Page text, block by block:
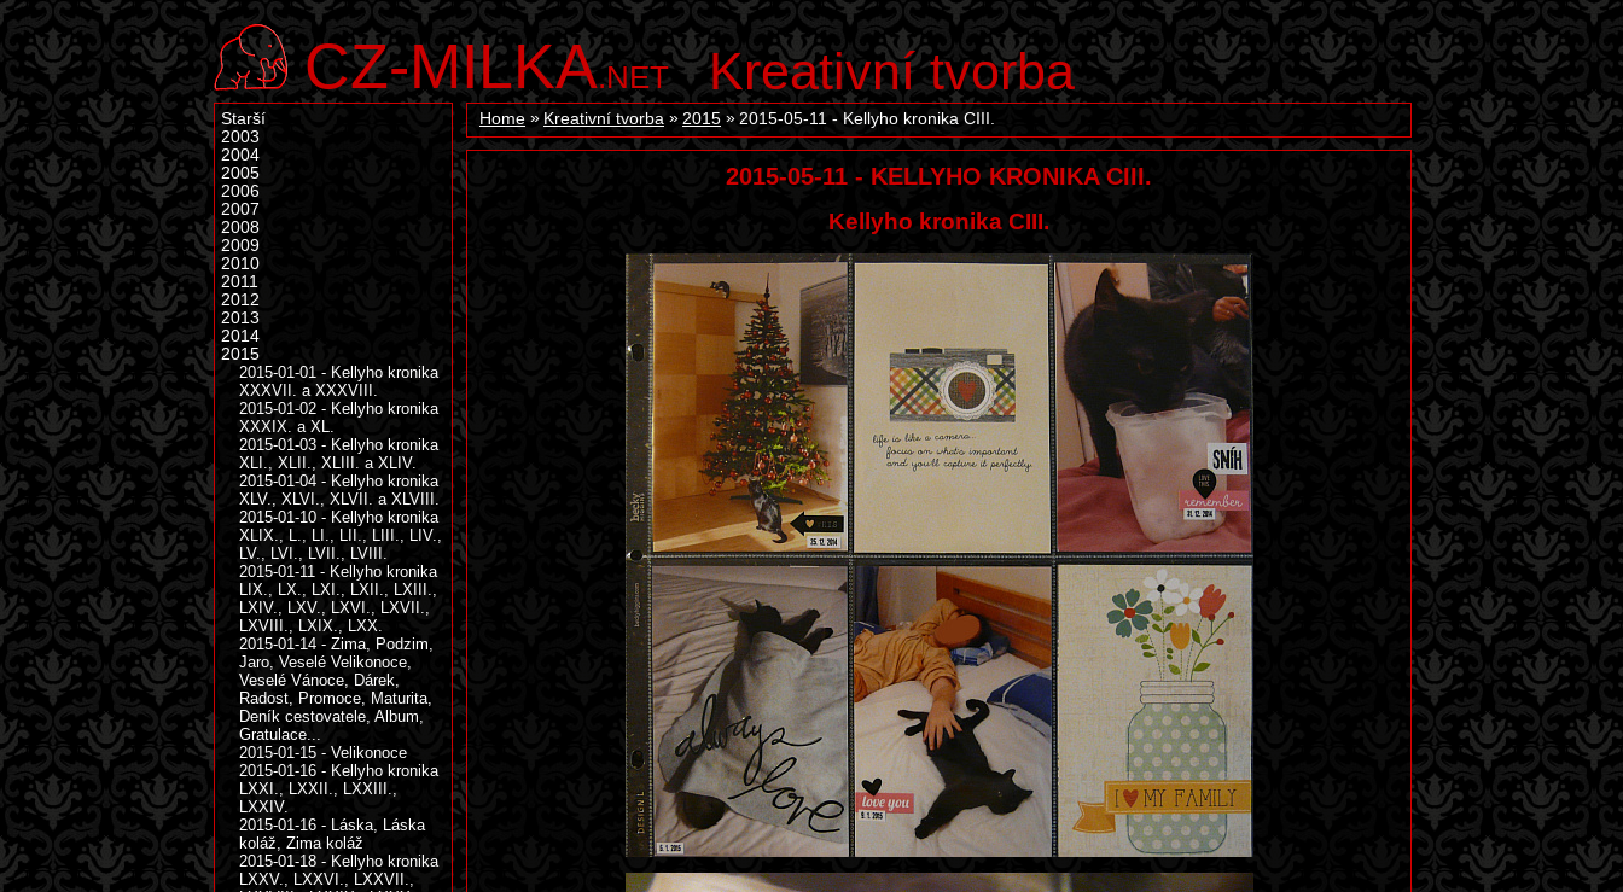
CZ-MILKA.NET Kreativní tvorba
Home Kreativní tvorba 2015 2015-05-11 - Kellyho kronika CIII.
2015-05-11 - KELLYHO KRONIKA CIII.
Kellyho kronika CIII.
Starší
2003
2004
2005
2006
2007
2008
2009
2010
2011
2012
2013
2014
2015
2015-01-01 - Kellyho kronika
XXXVII. a XXXVIII.
2015-01-02 - Kellyho kronika
XXXIX. a XL.
2015-01-03 - Kellyho kronika
XLI., XLII., XLIII. a XLIV.
2015-01-04 - Kellyho kronika
XLV., XLVI., XLVII. a XLVIII.
2015-01-10 - Kellyho kronika
XLIX., L., LI., LII., LIII., LIV.,
LV., LVI., LVII., LVIII.
2015-01-11 - Kellyho kronika
LIX., LX., LXI., LXII., LXIII.,
LXIV., LXV., LXVI., LXVII.,
LXVIII., LXIX., LXX.
2015-01-14 - Zima, Podzim,
Jaro, Veselé Velikonoce,
Veselé Vánoce, Dárek,
Radost, Promoce, Maturita,
Deník cestovatele, Album,
Gratulace...
2015-01-15 - Velikonoce
2015-01-16 - Kellyho kronika
LXXI., LXXII., LXXIII.,
LXXIV.
2015-01-16 - Láska, Láska
koláž, Zima koláž
2015-01-18 - Kellyho kronika
LXXV., LXXVI., LXXVII.,